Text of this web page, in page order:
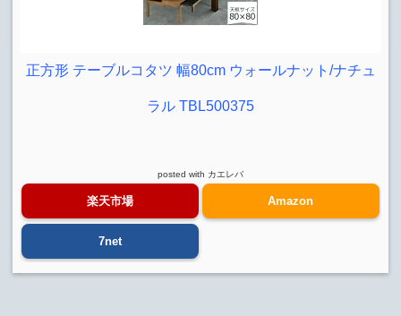
正方形 テーブルコタツ 幅80cm ウォールナット/ナチュ
ラル TBL500375
posted with カエレバ
楽天市場 Amazon
7net